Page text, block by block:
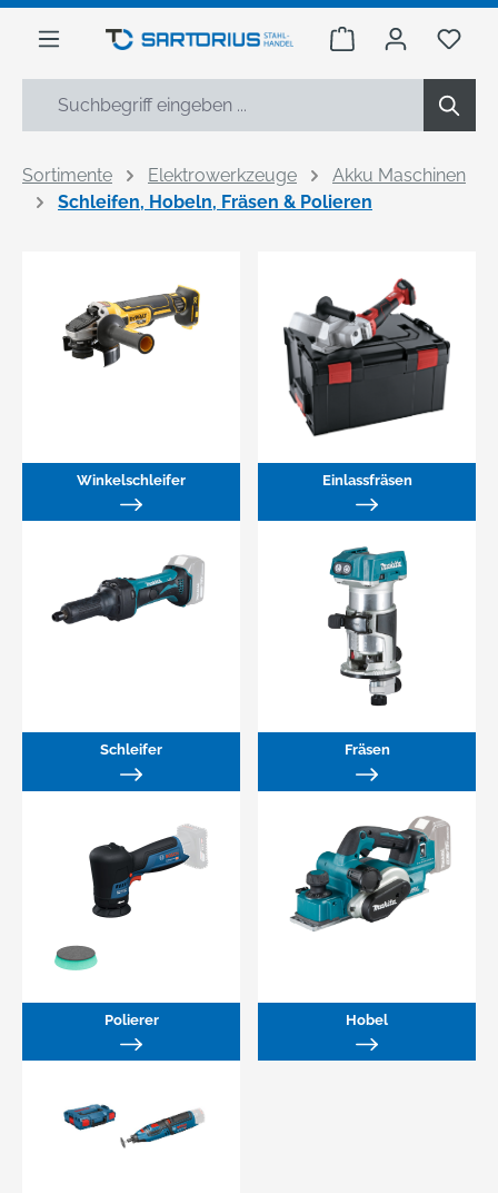
springen
Warenkorb Du
Sortimente Elektrowerkzeuge
Akku Maschinen
Schleifen, Hobeln, Fräsen & Polieren
Winkelschleifer Einlassfräsen
Schleifer Fräsen
Polierer Hobel